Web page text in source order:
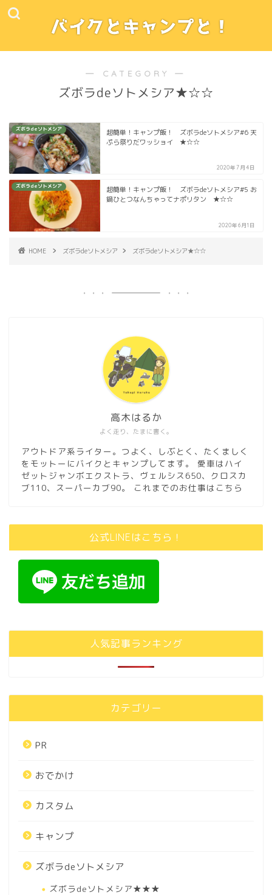
― CATEGORY ―
ズボラdeソトメシア★☆☆
ズボラdeソトメシア
超簡単！キャンプ飯！ ズボラdeソトメシア#6 天
ぷら祭りだワッショイ ★☆☆
2020年7月4日
ズボラdeソトメシア
超簡単！キャンプ飯！ ズボラdeソトメシア#5 お
鍋ひとつなんちゃってナポリタン ★☆☆
2020年6月1日
HOME ズボラdeソトメシア ズボラdeソトメシア★☆☆
よく走り、たまに書く。
高木はるか
アウトドア系ライター。つよく、しぶとく、たくましく
をモットーにバイクとキャンプしてます。 愛車はハイ
ゼットジャンボエクストラ、ヴェルシス650、クロスカ
ブ110、スーパーカブ90。
これまでのお仕事はこちら
公式LINEはこちら！
人気記事ランキング
カテゴリー
PR
おでかけ
カスタム
キャンプ
ズボラdeソトメシア
ズボラdeソトメシア★★★